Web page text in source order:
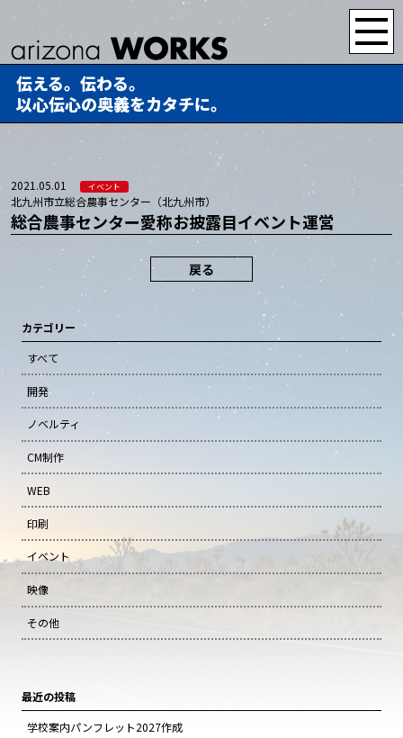
伝える。伝わる。
以心伝心の奥義をカタチに。
2021.05.01 イベント
北九州市立総合農事センター（北九州市）
総合農事センター愛称お披露目イベント運営
戻る
カテゴリー
すべて
開発
ノベルティ
CM制作
WEB
印刷
イベント
映像
その他
最近の投稿
学校案内パンフレット2027作成